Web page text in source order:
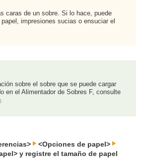
caras de un sobre. Si lo hace, puede
impresiones sucias o ensuciar el
sobre el sobre que se puede cargar
en el Alimentador de Sobres F, consulte
<Opciones de papel>
y registre el tamaño de papel